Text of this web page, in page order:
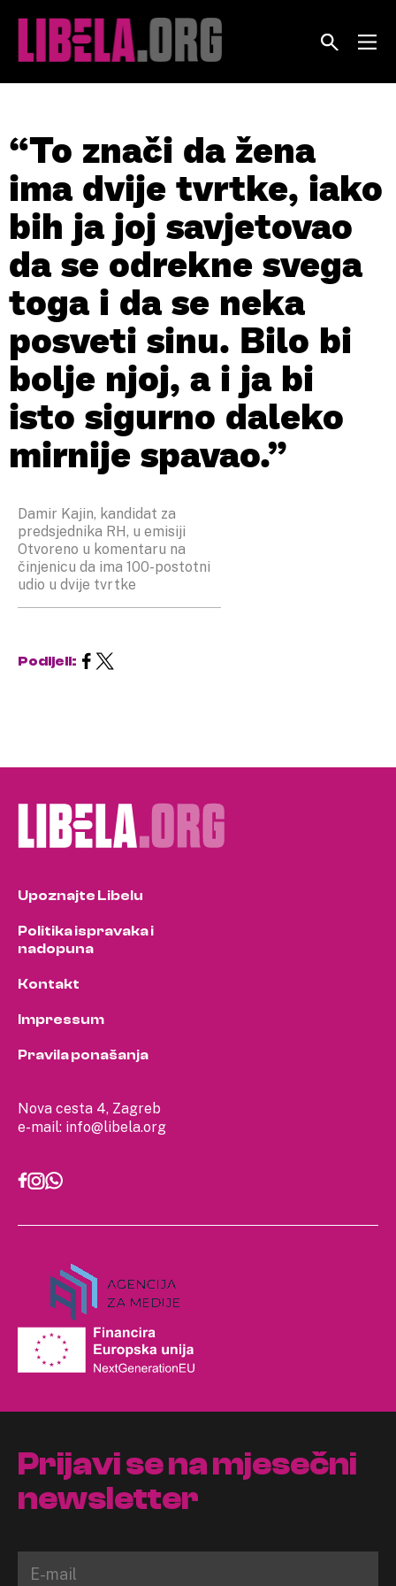
“To znači da žena
ima dvije tvrtke, iako
bih ja joj savjetovao
da se odrekne svega
toga i da se neka
posveti sinu. Bilo bi
bolje njoj, a i ja bi
isto sigurno daleko
mirnije spavao.”
Damir Kajin, kandidat za
predsjednika RH, u emisiji
Otvoreno u komentaru na
činjenicu da ima 100-postotni
udio u dvije tvrtke
Podijeli:
Nova cesta 4, Zagreb
e-mail: info@libela.org
Upoznajte Libelu
Politika ispravaka i
nadopuna
Kontakt
Impressum
Pravila ponašanja
Prijavi se na mjesečni
newsletter